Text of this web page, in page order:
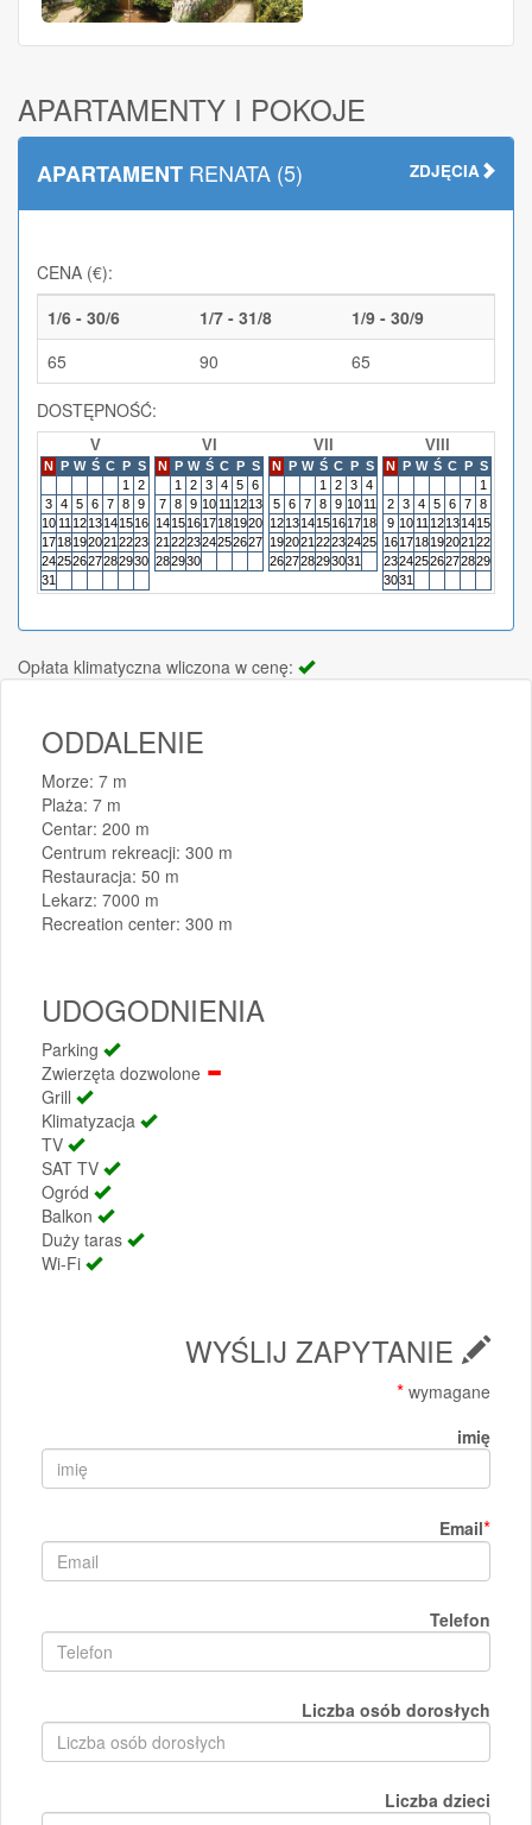
APARTAMENTY I POKOJE
APARTAMENT RENATA (5) ZDJĘCIA
CENA (€):
1/6 - 30/6
1/7 - 31/8
1/9 - 30/9
65
90 65
DOSTĘPNOŚĆ:
V
N P W Ś C P S
1
2
3 4 5 6 7 8 9
10 11 1213141516
1718192021 2223
24252627282930
31
VI
N P W Ś C P S
1
2 3 4 5 6
7 8 9 10 11 1213
14151617181920
21 222324252627
282930
VII
N P W Ś C P S
1
2 3 4
5 6 7 8 9 10 11
12131415161718
192021 22232425
262728293031
VIII
N P W Ś C P S
1
2 3 4 5 6 7 8
9 10 11 12131415
161718192021 22
23242526272829
3031
Opłata klimatyczna wliczona w cenę:
ODDALENIE
Morze: 7 m
Plaża: 7 m
Centar: 200 m
Centrum rekreacji: 300 m
Restauracja: 50 m
Lekarz: 7000 m
Recreation center: 300 m
UDOGODNIENIA
Parking
Zwierzęta dozwolone
Grill
Klimatyzacja
TV
SAT TV
Ogród
Balkon
Duży taras
Wi-Fi
WYŚLIJ ZAPYTANIE
* wymagane
imię
Email*
Telefon
Liczba osób dorosłych
Liczba dzieci